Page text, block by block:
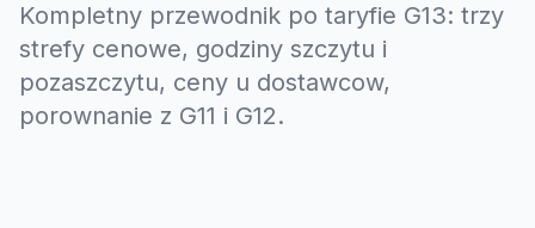
Kompletny przewodnik po taryfie G13: trzy
strefy cenowe, godziny szczytu i
pozaszczytu, ceny u dostawcow,
porownanie z G11 i G12.